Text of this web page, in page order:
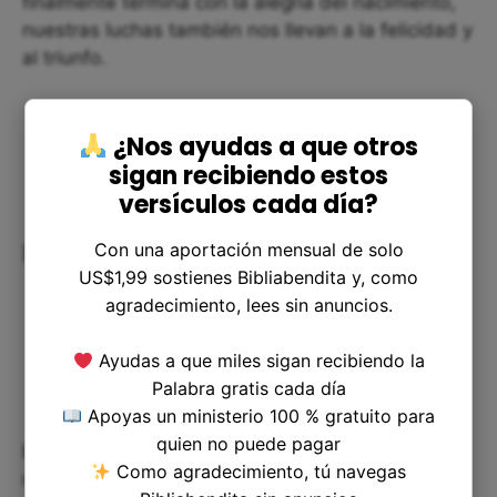
nuestras luchas también nos llevan a la felicidad y
al triunfo.
Reflexiones finales
En general, el pasaje de Apocalipsis 12:2 nos
recuerda la importancia de perseverar en tiempos
¿Nos ayudas a que otros
sigan recibiendo estos
versículos cada día?
Con una aportación mensual de solo
US$1,99 sostienes Bibliabendita y, como
agradecimiento, lees sin anuncios.
Ayudas a que miles sigan recibiendo la
Palabra gratis cada día
Apoyas un ministerio 100 % gratuito para
quien no puede pagar
Como agradecimiento, tú navegas